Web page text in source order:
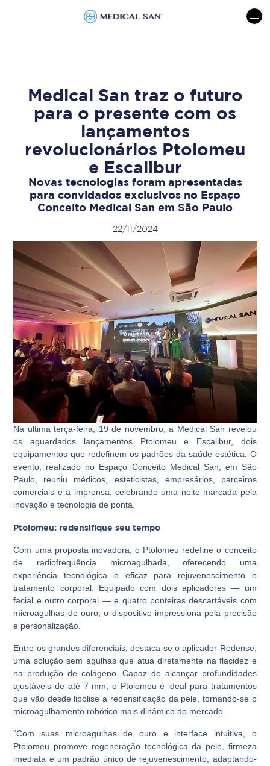
menu
Medical San traz o futuro
para o presente com os
lançamentos
revolucionários Ptolomeu
e Escalibur
Novas tecnologias foram apresentadas
para convidados exclusivos no Espaço
Conceito Medical San em São Paulo
22/11/2024
Na última terça-feira, 19 de novembro, a Medical San revelou
os aguardados lançamentos Ptolomeu e Escalibur, dois
equipamentos que redefinem os padrões da saúde estética. O
evento, realizado no Espaço Conceito Medical San, em São
Paulo, reuniu médicos, esteticistas, empresários, parceiros
comerciais e a imprensa, celebrando uma noite marcada pela
inovação e tecnologia de ponta.
Ptolomeu: redensifique seu tempo
Com uma proposta inovadora, o Ptolomeu redefine o conceito
de radiofrequência microagulhada, oferecendo uma
experiência tecnológica e eficaz para rejuvenescimento e
tratamento corporal. Equipado com dois aplicadores — um
facial e outro corporal — e quatro ponteiras descartáveis com
microagulhas de ouro, o dispositivo impressiona pela precisão
e personalização.
Entre os grandes diferenciais, destaca-se o aplicador Redense,
uma solução sem agulhas que atua diretamente na flacidez e
na produção de colágeno. Capaz de alcançar profundidades
ajustáveis de até 7 mm, o Ptolomeu é ideal para tratamentos
que vão desde lipólise a redensificação da pele, tornando-se o
microagulhamento robótico mais dinâmico do mercado.
“Com suas microagulhas de ouro e interface intuitiva, o
Ptolomeu promove regeneração tecnológica da pele, firmeza
imediata e um padrão único de rejuvenescimento, adaptando-